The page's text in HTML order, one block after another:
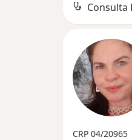
Consulta
CRP 04/20965